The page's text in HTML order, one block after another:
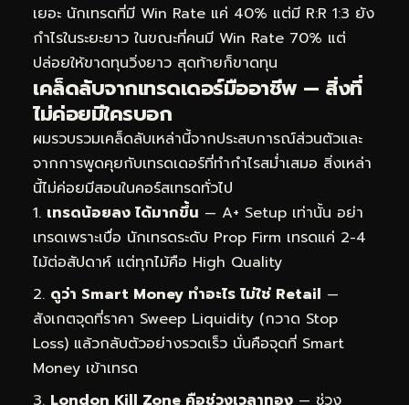
เยอะ นักเทรดที่มี Win Rate แค่ 40% แต่มี R:R 1:3 ยัง
กำไรในระยะยาว ในขณะที่คนมี Win Rate 70% แต่
ปล่อยให้ขาดทุนวิ่งยาว สุดท้ายก็ขาดทุน
เคล็ดลับจากเทรดเดอร์มืออาชีพ — สิ่งที่
ไม่ค่อยมีใครบอก
ผมรวบรวมเคล็ดลับเหล่านี้จากประสบการณ์ส่วนตัวและ
จากการพูดคุยกับเทรดเดอร์ที่ทำกำไรสม่ำเสมอ สิ่งเหล่า
นี้ไม่ค่อยมีสอนในคอร์สเทรดทั่วไป
เทรดน้อยลง ได้มากขึ้น — A+ Setup เท่านั้น อย่า
เทรดเพราะเบื่อ นักเทรดระดับ Prop Firm เทรดแค่ 2-4
ไม้ต่อสัปดาห์ แต่ทุกไม้คือ High Quality
ดูว่า Smart Money ทำอะไร ไม่ใช่ Retail —
สังเกตจุดที่ราคา Sweep Liquidity (กวาด Stop
Loss) แล้วกลับตัวอย่างรวดเร็ว นั่นคือจุดที่ Smart
Money เข้าเทรด
London Kill Zone คือช่วงเวลาทอง — ช่วง